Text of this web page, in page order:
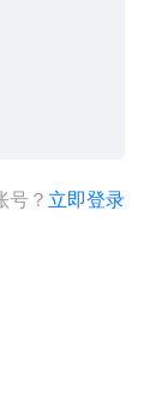
号？ 立即登录